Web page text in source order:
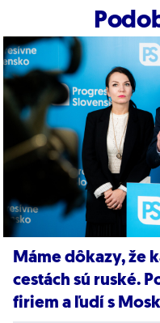
Máme dôkazy, že
cestách sú ruské.
firiem a ľudí s